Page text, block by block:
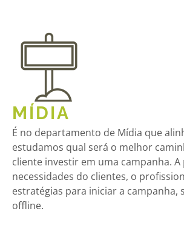
MÍDIA
É no departamento de Mídia que
estudamos qual será o melhor
cliente investir em uma campanha.
necessidades do clientes, o
estratégias para iniciar a campanha,
offline.